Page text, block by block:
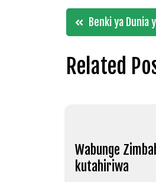
PostBenki ya Dunia
Related
Wabunge
kutahiriwa